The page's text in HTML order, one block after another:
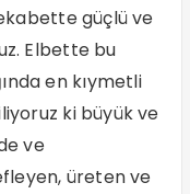
güçlü ve
Elbette bu
en kıymetli
ki büyük ve
ve
üreten ve